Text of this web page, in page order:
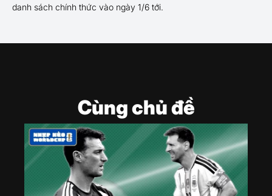
danh sách chính thức vào ngày 1/6 tới.
Cùng chủ đề